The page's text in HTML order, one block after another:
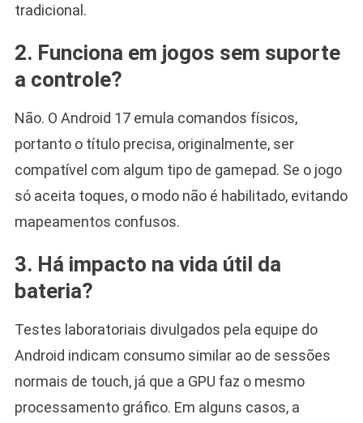
tradicional.
2. Funciona em jogos sem suporte
a controle?
Não. O Android 17 emula comandos físicos,
portanto o título precisa, originalmente, ser
compatível com algum tipo de gamepad. Se o jogo
só aceita toques, o modo não é habilitado, evitando
mapeamentos confusos.
3. Há impacto na vida útil da
bateria?
Testes laboratoriais divulgados pela equipe do
Android indicam consumo similar ao de sessões
normais de touch, já que a GPU faz o mesmo
processamento gráfico. Em alguns casos, a